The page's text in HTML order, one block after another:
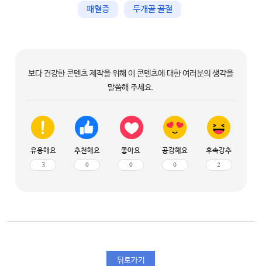
패혈증 두개골 골절
보다 건강한 콘텐츠 제작을 위해 이 콘텐츠에 대한 여러분의 생각을
말씀해 주세요.
유용해요
3
추천해요
0
좋아요
0
공감해요
0
후속강추
2
뒤로가기